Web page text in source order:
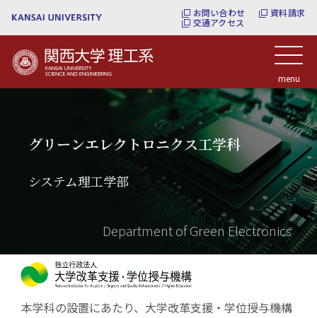
お問い合わせ
資料請求
交通アクセス
menu
グリーンエレクトロニクス工学科
Department of Green Electronics
システム理工学部
本学科の設置にあたり、大学改革支援・学位授与機構